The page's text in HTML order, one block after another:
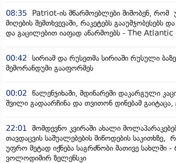
08:35
Patriot-ის მწარმოებლები შიშობენ, რომ
მიღების შემთხვევაში, რაკეტებს გააუმჯობესებს
და გაცილებით იაფად აწარმოებს - The Atlantic
00:42
სირიამ და რუსეთმა სირიაში რუსული
მემორანდუმი გააფორმეს
00:02
წალენჯიხაში, მდინარეში დაკარგული
შვილი გადაარჩინა და თვითონ დინებამ
22:01
მომდევნო კვირაში ახალი
თავდაცვის საშუალებების მიწოდების საკითხზე,
უფრო მეტად იქნება საგრძნობი მათივე სახლში -
ვოლოდიმირ ზელენსკი